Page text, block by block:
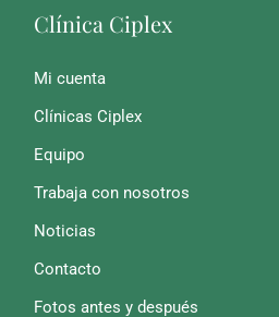
Clínica Ciplex
Mi cuenta
Clínicas Ciplex
Equipo
Trabaja con nosotros
Noticias
Contacto
Fotos antes y después